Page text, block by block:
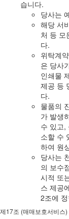
습니다.
당사는
해당 서
처 등 모
다.
위탁계
은 당사
인쇄물
제공 등
다.
물품의
가 발생
수 있고,
소할 수
하여 원
당사는
의 보수
시적 또
스 제공
2조에
제17조 (매매보호서비스)